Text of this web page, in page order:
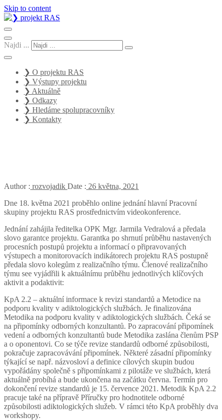
Skip to content
❯ projekt RAS
Systémová podpora rozvoje adiktologických služeb v rámci
integrované protidrogové politiky
Najdi ...
❯ O projektu RAS
❯ Výstupy projektu
❯ Aktuálně
❯ Odkazy
❯ Hledáme spolupracovníky
❯ Kontakty
Author : rozvojadik Date : 26 května, 2021
Dne 18. května 2021 proběhlo online jednání hlavní Pracovní
skupiny projektu RAS prostřednictvím videokonference.
Jednání zahájila ředitelka OPK Mgr. Jarmila Vedralová a předala
slovo garantce projektu. Garantka po shrnutí průběhu nastavených
procesních postupů projektu a informací o připravovaných
výstupech a monitorovacích indikátorech projektu RAS postupně
předala slovo kolegům z realizačního týmu. Členové realizačního
týmu see vyjádřili k aktuálnímu průběhu jednotlivých klíčových
aktivit a podaktivit:
KpA 2.2 – aktuální informace k revizi standardů a Metodice na
podporu kvality v adiktologických službách. Je finalizována
Metodika na podporu kvality v adiktologických službách. Čeká se
na připomínky odborných konzultantů. Po zapracování připomínek
vedení a odborných konzultantů bude Metodika zaslána členům PSP
a o oponentovi. Co se týče revize standardů odborné způsobilosti,
pokračuje zapracovávání připomínek. Některé zásadní připomínky
týkající se např. názvosloví a definice cílových skupin budou
vypořádány společně s připomínkami z pilotáže ve službách, která
aktuálně probíhá a bude ukončena na začátku června. Termín pro
dokončení revize standardů je 15. července 2021. Metodik KpA 2.2
pracuje také na přípravě Příručky pro hodnotitele odborné
způsobilosti adiktologických služeb. V rámci této KpA proběhly dva
workshopy.